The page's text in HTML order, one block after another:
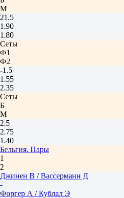
М
21.5
1.90
1.80
Сеты
Ф1
Ф2
-1.5
1.55
2.35
Сеты
Б
М
2.5
2.75
1.40
Бельгия. Пары
1
2
Джинен В / Вассерманн Д
-
Форгер А / Кублал Э